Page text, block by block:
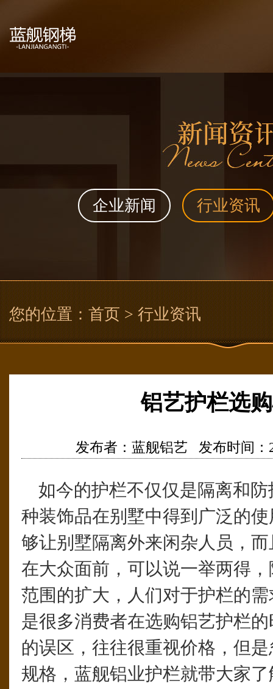
企业新闻 行业资讯
您的位置：首页> 行业资讯
铝艺护栏选
发布者：蓝舰铝艺 发布时间：
如今的护栏不仅仅是隔离和防
种装饰品在别墅中得到广泛的
够让别墅隔离外来闲杂人员，
在大众面前，可以说一举两得
范围的扩大，人们对于护栏的
是很多消费者在选购铝艺护栏
的误区，往往很重视价格，但
规格，蓝舰铝业护栏就带大家